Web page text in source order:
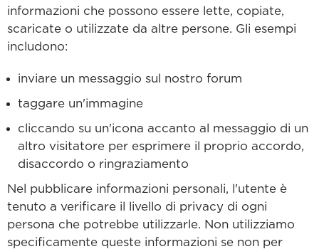
informazioni che possono essere lette, copiate,
scaricate o utilizzate da altre persone. Gli esempi
includono:
inviare un messaggio sul nostro forum
taggare un'immagine
cliccando su un'icona accanto al messaggio di un
altro visitatore per esprimere il proprio accordo,
disaccordo o ringraziamento
Nel pubblicare informazioni personali, l'utente è
tenuto a verificare il livello di privacy di ogni
persona che potrebbe utilizzarle. Non utilizziamo
specificamente queste informazioni se non per